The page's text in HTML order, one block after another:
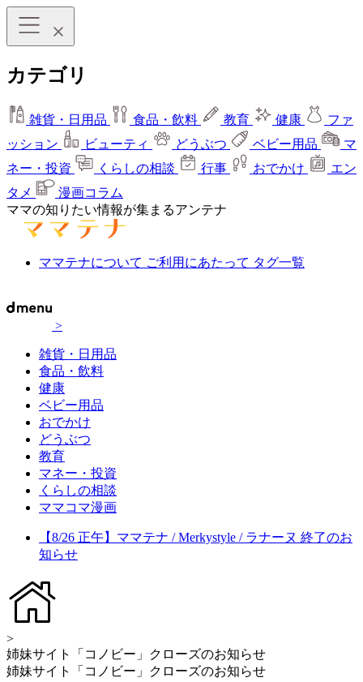
カテゴリ
雑貨・日用品 食品・飲料 教育 健康
ファ
ッション
ビューティ どうぶつ ベビー用品
マ
ネー・投資
くらしの相談 行事 おでかけ
エン
タメ
漫画コラム
ママの知りたい情報が集まるアンテナ
ママテナについて ご利用にあたって タグ一覧
>
雑貨・日用品
食品・飲料
健康
ベビー用品
おでかけ
どうぶつ
教育
マネー・投資
くらしの相談
ママコマ漫画
【8/26 正午】ママテナ / Merkystyle / ラナーヌ 終了のお
知らせ
>
姉妹サイト「コノビー」クローズのお知らせ
姉妹サイト「コノビー」クローズのお知らせ